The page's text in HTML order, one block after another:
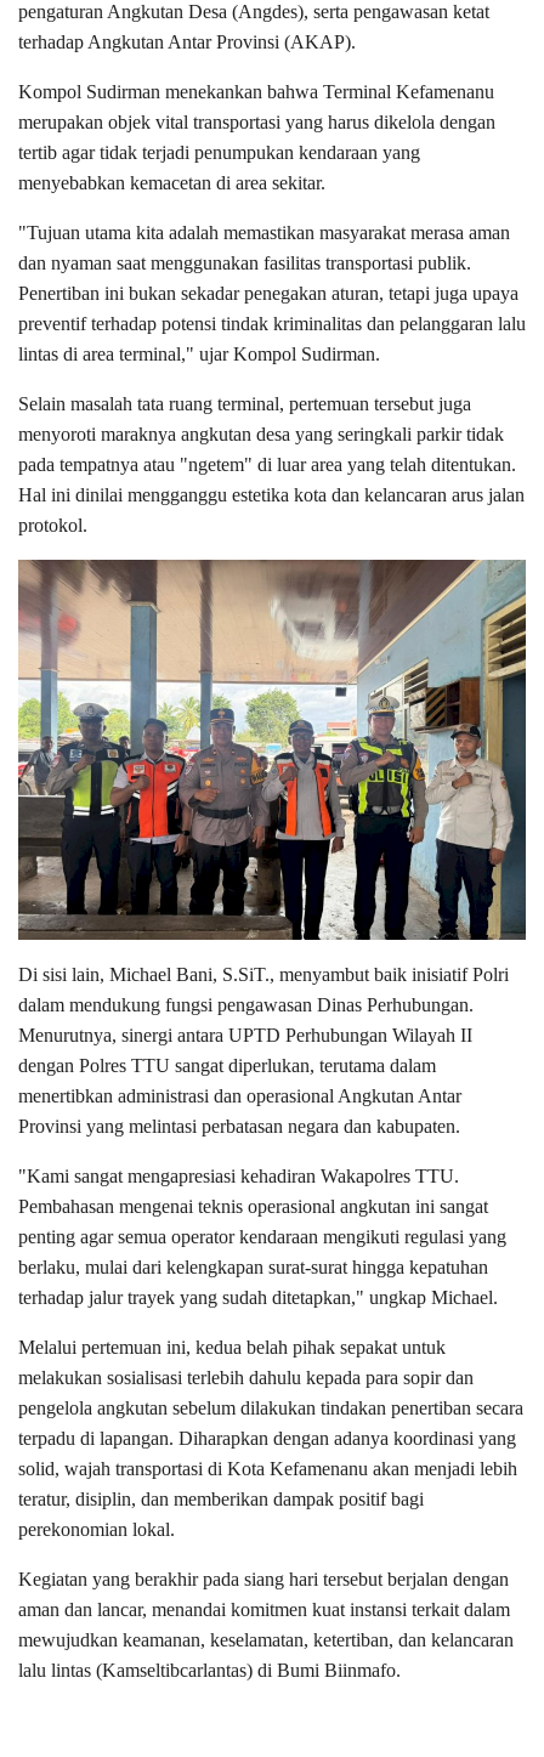
pengaturan Angkutan Desa (Angdes), serta pengawasan ketat
terhadap Angkutan Antar Provinsi (AKAP).
Kompol Sudirman menekankan bahwa Terminal Kefamenanu
merupakan objek vital transportasi yang harus dikelola dengan
tertib agar tidak terjadi penumpukan kendaraan yang
menyebabkan kemacetan di area sekitar.
"Tujuan utama kita adalah memastikan masyarakat merasa aman
dan nyaman saat menggunakan fasilitas transportasi publik.
Penertiban ini bukan sekadar penegakan aturan, tetapi juga upaya
preventif terhadap potensi tindak kriminalitas dan pelanggaran lalu
lintas di area terminal," ujar Kompol Sudirman.
Selain masalah tata ruang terminal, pertemuan tersebut juga
menyoroti maraknya angkutan desa yang seringkali parkir tidak
pada tempatnya atau "ngetem" di luar area yang telah ditentukan.
Hal ini dinilai mengganggu estetika kota dan kelancaran arus jalan
protokol.
Di sisi lain, Michael Bani, S.SiT., menyambut baik inisiatif Polri
dalam mendukung fungsi pengawasan Dinas Perhubungan.
Menurutnya, sinergi antara UPTD Perhubungan Wilayah II
dengan Polres TTU sangat diperlukan, terutama dalam
menertibkan administrasi dan operasional Angkutan Antar
Provinsi yang melintasi perbatasan negara dan kabupaten.
"Kami sangat mengapresiasi kehadiran Wakapolres TTU.
Pembahasan mengenai teknis operasional angkutan ini sangat
penting agar semua operator kendaraan mengikuti regulasi yang
berlaku, mulai dari kelengkapan surat-surat hingga kepatuhan
terhadap jalur trayek yang sudah ditetapkan," ungkap Michael.
Melalui pertemuan ini, kedua belah pihak sepakat untuk
melakukan sosialisasi terlebih dahulu kepada para sopir dan
pengelola angkutan sebelum dilakukan tindakan penertiban secara
terpadu di lapangan. Diharapkan dengan adanya koordinasi yang
solid, wajah transportasi di Kota Kefamenanu akan menjadi lebih
teratur, disiplin, dan memberikan dampak positif bagi
perekonomian lokal.
Kegiatan yang berakhir pada siang hari tersebut berjalan dengan
aman dan lancar, menandai komitmen kuat instansi terkait dalam
mewujudkan keamanan, keselamatan, ketertiban, dan kelancaran
lalu lintas (Kamseltibcarlantas) di Bumi Biinmafo.